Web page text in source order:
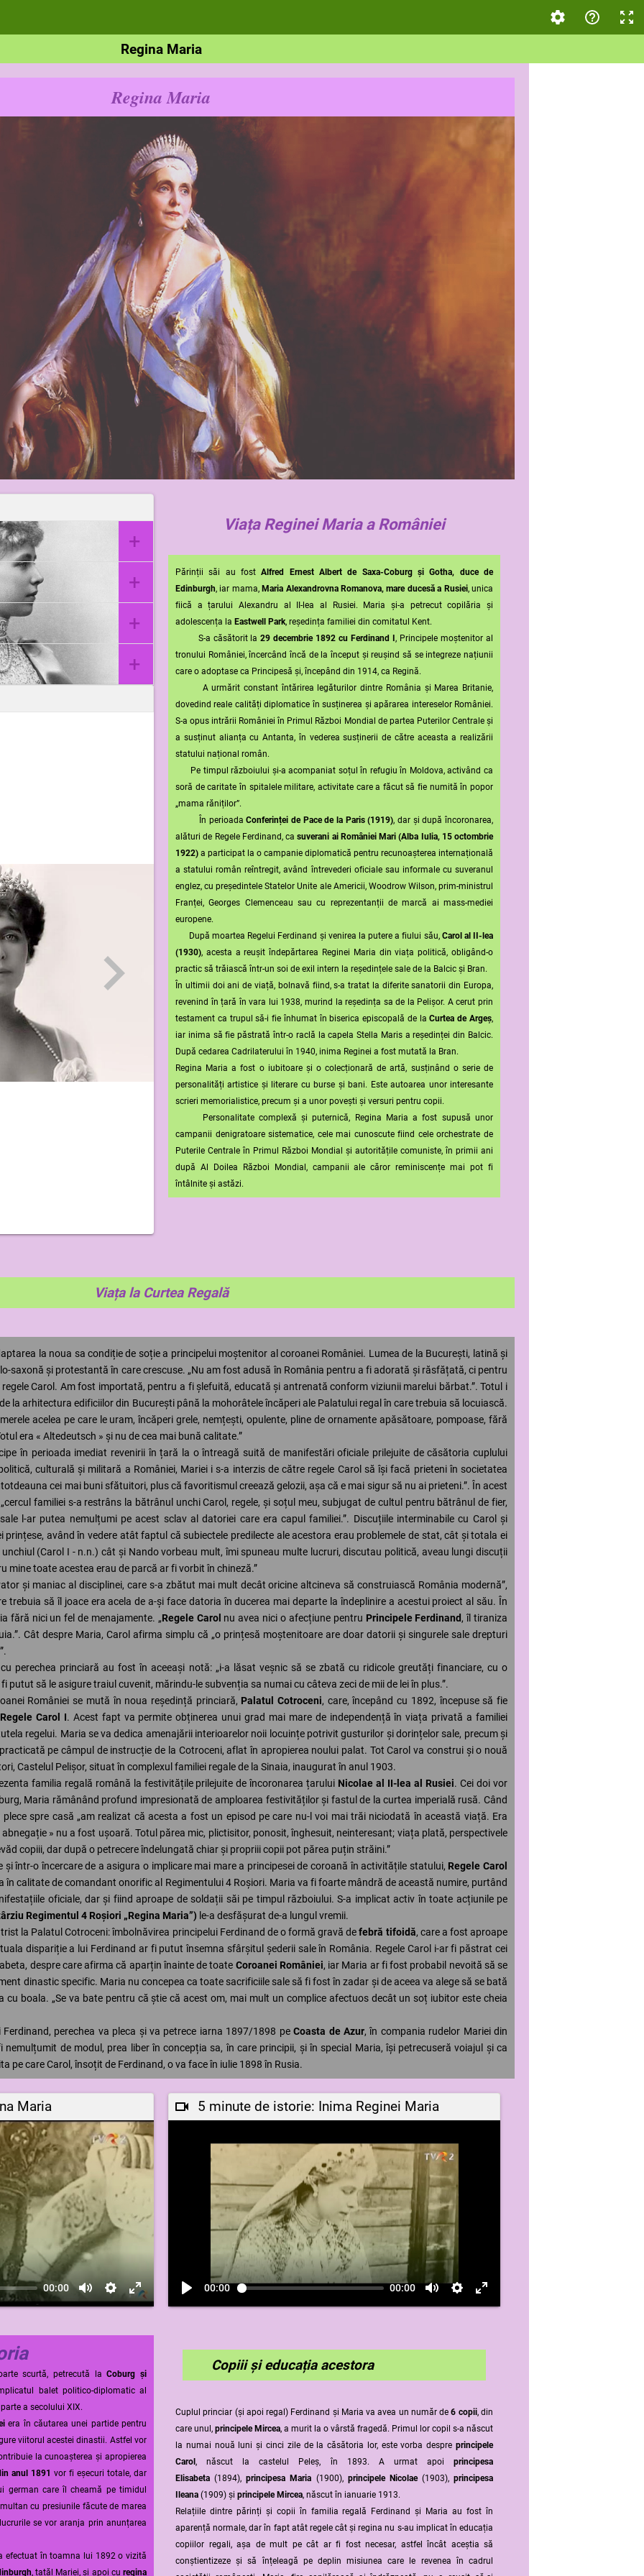
Regina Maria
Regina Maria
+
Park, Ashford, Kent,+
Sigmaringen +
1927 +
Sinaia, România
Viața Reginei Maria a României
Părinții săi au fostAlfred Ernest Albert de Saxa-Coburg și Gotha, duce de
Edinburgh, iar mama,Maria Alexandrovna Romanova, mare ducesă a Rusiei, unica
fiică a țarului Alexandru al II-lea al Rusiei. Maria și-a petrecut copilăria și
adolescența la Eastwell Park, reședința familiei din comitatul Kent.
S-a căsătorit la29 decembrie 1892 cu Ferdinand I, Principele moștenitor al
tronului României, încercând încă de la început și reușind să se integreze națiunii
care o adoptase ca Principesă și, începând din 1914, ca Regină.
A urmărit constant întărirea legăturilor dintre România și Marea Britanie,
dovedind reale calități diplomatice în susținerea și apărarea intereselor României.
S-a opus intrării României în Primul Război Mondial de partea Puterilor Centrale și
a susținut alianța cu Antanta, în vederea susținerii de către aceasta a realizării
statului național român.
Pe timpul războiului și-a acompaniat soțul în refugiu în Moldova, activând ca
soră de caritate în spitalele militare, activitate care a făcut să fie numită în popor
„mama răniților”.
În perioadaConferinței de Pace de la Paris (1919), dar și după încoronarea,
alături de Regele Ferdinand, casuverani ai României Mari (Alba Iulia, 15 octombrie
1922) a participat la o campanie diplomatică pentru recunoașterea internațională
a statului român reîntregit, având întrevederi oficiale sau informale cu suveranul
englez, cu președintele Statelor Unite ale Americii, Woodrow Wilson, prim-ministrul
Franței, Georges Clemenceau sau cu reprezentanții de marcă ai mass-mediei
europene.
După moartea Regelui Ferdinand și venirea la putere a fiului său, Carol al II-lea
(1930), acesta a reușit îndepărtarea Reginei Maria din viața politică, obligând-o
practic să trăiască într-un soi de exil intern la reședințele sale de la Balcic și Bran.
În ultimii doi ani de viață, bolnavă fiind, s-a tratat la diferite sanatorii din Europa,
revenind în țară în vara lui 1938, murind la reședința sa de la Pelișor. A cerut prin
testament ca trupul să-i fie înhumat în biserica episcopală de laCurtea de Argeș,
iar inima să fie păstrată într-o raclă la capela Stella Maris a reședinței din Balcic.
După cedarea Cadrilaterului în 1940, inima Reginei a fost mutată la Bran.
Regina Maria a fost o iubitoare și o colecționară de artă, susținând o serie de
personalități artistice și literare cu burse și bani. Este autoarea unor interesante
scrieri memorialistice, precum și a unor povești și versuri pentru copii.
Personalitate complexă și puternică, Regina Maria a fost supusă unor
campanii denigratoare sistematice, cele mai cunoscute fiind cele orchestrate de
Puterile Centrale în Primul Război Mondial și autoritățile comuniste, în primii ani
după Al Doilea Război Mondial, campanii ale căror reminiscențe mai pot fi
întâlnite și astăzi.
Viața la Curtea Regală
la noua sa condiție de soție a principelui moștenitor al coroanei României. Lumea de la București, latină și
saxonă și protestantă în care crescuse. „Nu am fost adusă în România pentru a fi adorată și răsfățată, ci pentru
Carol. Am fost importată, pentru a fi șlefuită, educată și antrenată conform viziunii marelui bărbat.”. Totul i
la arhitectura edificiilor din București până la mohorâtele încăperi ale Palatului regal în care trebuia să locuiască.
acelea pe care le uram, încăperi grele, nemțești, opulente, pline de ornamente apăsătoare, pompoase, fără
era « Altedeutsch » și nu de cea mai bună calitate.”
în perioada imediat revenirii în țară la o întreagă suită de manifestări oficiale prilejuite de căsătoria cuplului
culturală și militară a României, Mariei i s-a interzis de către regele Carol să își facă prieteni în societatea
cei mai buni sfătuitori, plus că favoritismul creează gelozii, așa că e mai sigur să nu ai prieteni.”. În acest
familiei s-a restrâns la bătrânul unchi Carol, regele, și soțul meu, subjugat de cultul pentru bătrânul de fier,
l-ar putea nemulțumi pe acest sclav al datoriei care era capul familiei.”. Discuțiile interminabile cu Carol și
prințese, având în vedere atât faptul că subiectele predilecte ale acestora erau problemele de stat, cât și totala ei
(Carol I - n.n.) cât și Nando vorbeau mult, îmi spuneau multe lucruri, discutau politică, aveau lungi discuții
mine toate acestea erau de parcă ar fi vorbit în chineză.”
și maniac al disciplinei, care s-a zbătut mai mult decât oricine altcineva să construiască România modernă”,
trebuia să îl joace era acela de a-și face datoria în ducerea mai departe la îndeplinire a acestui proiect al său. În
fără nici un fel de menajamente. „Regele Carol nu avea nici o afecțiune pentru Principele Ferdinand , îl tiraniza
Cât despre Maria, Carol afirma simplu că „o prințesă moștenitoare are doar datorii și singurele sale drepturi
perechea princiară au fost în aceeași notă: „i-a lăsat veșnic să se zbată cu ridicole greutăți financiare, cu o
putut să le asigure traiul cuvenit, mărindu-le subvenția sa numai cu câteva zeci de mii de lei în plus.”.
României se mută în noua reședință princiară, Palatul Cotroceni, care, începând cu 1892, începuse să fie
Regele Carol I. Acest fapt va permite obținerea unui grad mai mare de independență în viața privată a familiei
regelui. Maria se va dedica amenajării interioarelor noii locuințe potrivit gusturilor și dorințelor sale, precum și
pe câmpul de instrucție de la Cotroceni, aflat în apropierea noului palat. Tot Carol va construi și o nouă
Castelul Pelișor, situat în complexul familiei regale de la Sinaia, inaugurat în anul 1903.
familia regală română la festivitățile prilejuite de încoronarea țarului Nicolae al II-lea al Rusiei. Cei doi vor
Maria rămânând profund impresionată de amploarea festivităților și fastul de la curtea imperială rusă. Când
spre casă „am realizat că acesta a fost un episod pe care nu-l voi mai trăi niciodată în această viață. Era
» nu a fost ușoară. Totul părea mic, plictisitor, ponosit, înghesuit, neinteresant; viața plată, perspectivele
copiii, dar după o petrecere îndelungată chiar și propriii copii pot părea puțin străini.”
într-o încercare de a asigura o implicare mai mare a principesei de coroană în activitățile statului, Regele Carol
în calitate de comandant onorific al Regimentului 4 Roșiori. Maria va fi foarte mândră de această numire, purtând
oficiale, dar și fiind aproape de soldații săi pe timpul războiului. S-a implicat activ în toate acțiunile pe
Regimentul 4 Roșiori „Regina Maria”) le-a desfășurat de-a lungul vremii.
la Palatul Cotroceni: îmbolnăvirea principelui Ferdinand de o formă gravă defebră tifoidă, care a fost aproape
dispariție a lui Ferdinand ar fi putut însemna sfârșitul șederii sale în România. Regele Carol i-ar fi păstrat cei
despre care afirma că aparțin înainte de toate Coroanei României, iar Maria ar fi fost probabil nevoită să se
dinastic specific. Maria nu concepea ca toate sacrificiile sale să fi fost în zadar și de aceea va alege să se bată
cu boala. „Se va bate pentru că știe că acest om, mai mult un complice afectuos decât un soț iubitor este cheia
perechea va pleca și va petrece iarna 1897/1898 peCoasta de Azur, în compania rudelor Mariei din
de modul, prea liber în concepția sa, în care principii, și în special Maria, își petrecuseră voiajul și ca
pe care Carol, însoțit de Ferdinand, o va face în iulie 1898 în Rusia.
Maria
00:00
5 minute de istorie: Inima Reginei Maria
00:00 00:00
scurtă, petrecută laCoburg și
balet politico-diplomatic al
a secolului XIX.
era în căutarea unei partide pentru
viitorul acestei dinastii. Astfel vor
la cunoașterea și apropierea
anul 1891 vor fi eșecuri totale, dar
german care îl cheamă pe timidul
cu presiunile făcute de marea
se vor aranja prin anunțarea
efectuat în toamna lui 1892 o vizită
, tatăl Mariei, și apoi curegina
Copiii și educația acestora
Cuplul princiar (și apoi regal) Ferdinand și Maria va avea un număr de6 copii, din
care unul, principele Mircea, a murit la o vârstă fragedă. Primul lor copil s-a născut
la numai nouă luni și cinci zile de la căsătoria lor, este vorba despre principele
Carol , născut la castelul Peleș, în 1893. A urmat apoi principesa
Elisabeta (1894),principesa Maria (1900), principele Nicolae(1903), principesa
Ileana (1909) și principele Mircea, născut în ianuarie 1913.
Relațiile dintre părinți și copii în familia regală Ferdinand și Maria au fost în
aparență normale, dar în fapt atât regele cât și regina nu s-au implicat în educația
copiilor regali, așa de mult pe cât ar fi fost necesar, astfel încât aceștia să
conștientizeze și să înțeleagă pe deplin misiunea care le revenea în cadrul